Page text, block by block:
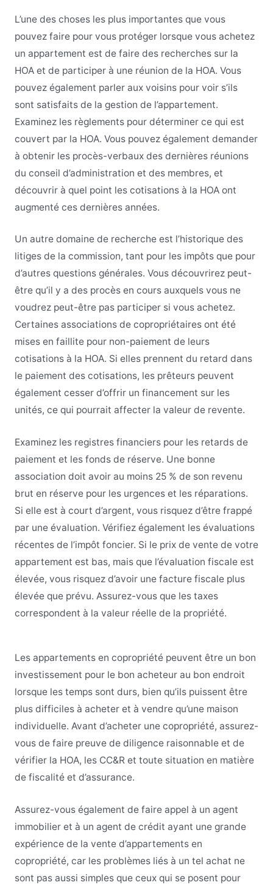
L’une des choses les plus importantes que vous
pouvez faire pour vous protéger lorsque vous achetez
un appartement est de faire des recherches sur la
HOA et de participer à une réunion de la HOA. Vous
pouvez également parler aux voisins pour voir s’ils
sont satisfaits de la gestion de l’appartement.
Examinez les règlements pour déterminer ce qui est
couvert par la HOA. Vous pouvez également demander
à obtenir les procès-verbaux des dernières réunions
du conseil d’administration et des membres, et
découvrir à quel point les cotisations à la HOA ont
augmenté ces dernières années.
Un autre domaine de recherche est l’historique des
litiges de la commission, tant pour les impôts que pour
d’autres questions générales. Vous découvrirez peut-
être qu’il y a des procès en cours auxquels vous ne
voudrez peut-être pas participer si vous achetez.
Certaines associations de copropriétaires ont été
mises en faillite pour non-paiement de leurs
cotisations à la HOA. Si elles prennent du retard dans
le paiement des cotisations, les prêteurs peuvent
également cesser d’offrir un financement sur les
unités, ce qui pourrait affecter la valeur de revente.
Examinez les registres financiers pour les retards de
paiement et les fonds de réserve. Une bonne
association doit avoir au moins 25 % de son revenu
brut en réserve pour les urgences et les réparations.
Si elle est à court d’argent, vous risquez d’être frappé
par une évaluation. Vérifiez également les évaluations
récentes de l’impôt foncier. Si le prix de vente de votre
appartement est bas, mais que l’évaluation fiscale est
élevée, vous risquez d’avoir une facture fiscale plus
élevée que prévu. Assurez-vous que les taxes
correspondent à la valeur réelle de la propriété.
Les appartements en copropriété peuvent être un bon
investissement pour le bon acheteur au bon endroit
lorsque les temps sont durs, bien qu’ils puissent être
plus difficiles à acheter et à vendre qu’une maison
individuelle. Avant d’acheter une copropriété, assurez-
vous de faire preuve de diligence raisonnable et de
vérifier la HOA, les CC&R et toute situation en matière
de fiscalité et d’assurance.
Assurez-vous également de faire appel à un agent
immobilier et à un agent de crédit ayant une grande
expérience de la vente d’appartements en
copropriété, car les problèmes liés à un tel achat ne
sont pas aussi simples que ceux qui se posent pour